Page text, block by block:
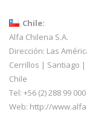
Chile:
Alfa Chilena S.A.
Dirección: Las
Cerrillos | Santiago |
Chile
Tel: +56 (2) 288 99 000
Web: http://